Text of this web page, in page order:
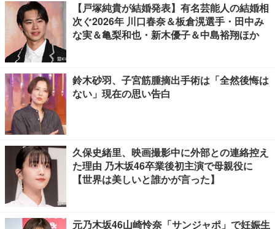
【戸塚純貴が結婚発表】有名芸能人の結婚相
次ぐ2026年 川口春奈＆板倉滉選手・田中み
な実＆亀梨和也・新木優子＆中島裕翔ほか
鈴木砂羽、子宮筋腫摘出手術は「全然後悔は
ない」現在の思い告白
久保史緒里、映画撮影中に外部との連絡控え
た理由 乃木坂46卒業後初主演で母親役に
【世界は美しいと誰かが言った】
元乃木坂46山崎怜奈「サンジャポ」で妊娠生